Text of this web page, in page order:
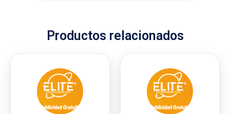
Productos relacionados